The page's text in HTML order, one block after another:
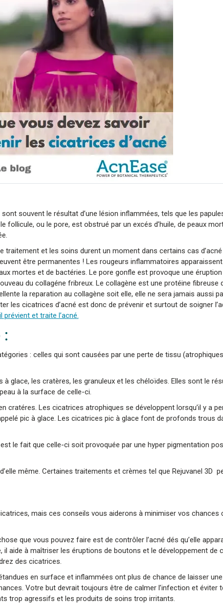
souvent le résultat d’une lésion inflammées, tels que les
ou le pore, est obstrué par un excés d’huile, de peaux
traitement et les soins durent un moment dans certains cas
être permanentes ! Les rougeurs inflammatoires
mortes et de bactéries. Le pore gonfle est provoque une
du collagéne fribreux. Le collagène est une protéine fibreuse
la reparation au collagène soit elle, elle ne sera jamais aussi
les cicatrices d’acné est donc de prévenir et surtout de soigner
il prévient et traite l’acné.
: celles qui sont causées par une perte de tissu
glace, les cratères, les granuleux et les chéloïdes. Elles sont le
à la surface de celle-ci.
cratéres. Les cicatrices atrophiques se développent lorsqu’il y a
pic à glace. Les cicatrices pic à glace font de profonds trous
le fait que celle-ci soit provoquée par une hyper pigmentation
même. Certaines traitements et crèmes tel que Rejuvanel 3D
mais ces conseils vous aiderons à minimiser vos chances
que vous pouvez faire est de contrôler l’acné dés qu’elle
aide à maîtriser les éruptions de boutons et le développement de
des cicatrices.
en surface et inflammées ont plus de chance de laisser
Votre but devrait toujours être de calmer l’infection et éviter
trop agressifs et les produits de soins trop irritants.